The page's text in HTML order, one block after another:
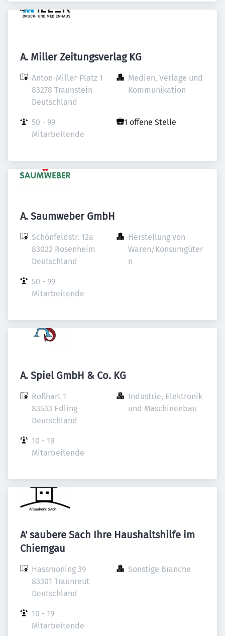
A. Miller Zeitungsverlag KG
Anton-Miller-Platz 1
83278 Traunstein
Deutschland
Medien, Verlage und
Kommunikation
50 - 99
Mitarbeitende
1 offene Stelle
A. Saumweber GmbH
Schönfeldstr. 12a
83022 Rosenheim
Deutschland
Herstellung von
Waren/Konsumgüter
n
50 - 99
Mitarbeitende
A. Spiel GmbH & Co. KG
Roßhart 1
83533 Edling
Deutschland
Industrie, Elektronik
und Maschinenbau
10 - 19
Mitarbeitende
A' saubere Sach Ihre Haushaltshilfe im
Chiemgau
Hassmoning 39
83301 Traunreut
Deutschland
Sonstige Branche
10 - 19
Mitarbeitende